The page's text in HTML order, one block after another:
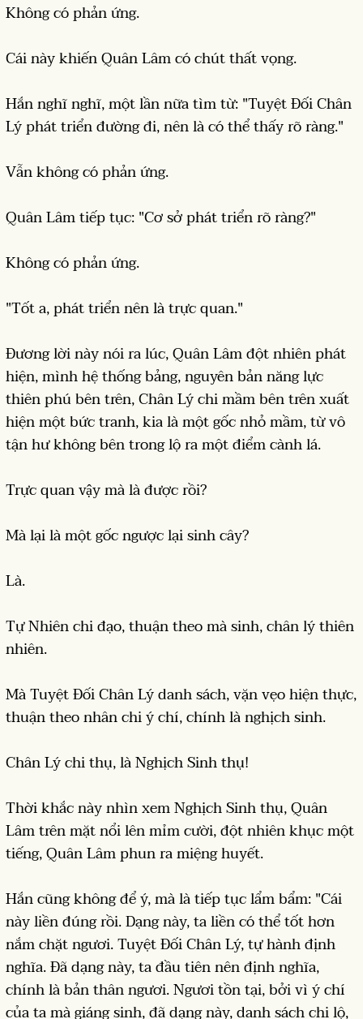
Không có phản ứng.
Cái này khiến Quân Lâm có chút thất vọng.
Hắn nghĩ nghĩ, một lần nữa tìm từ: "Tuyệt Đối Chân
Lý phát triển đường đi, nên là có thể thấy rõ ràng."
Vẫn không có phản ứng.
Quân Lâm tiếp tục: "Cơ sở phát triển rõ ràng?"
Không có phản ứng.
"Tốt a, phát triển nên là trực quan."
Đương lời này nói ra lúc, Quân Lâm đột nhiên phát
hiện, mình hệ thống bảng, nguyên bản năng lực
thiên phú bên trên, Chân Lý chi mầm bên trên xuất
hiện một bức tranh, kia là một gốc nhỏ mầm, từ vô
tận hư không bên trong lộ ra một điểm cành lá.
Trực quan vậy mà là được rồi?
Mà lại là một gốc ngược lại sinh cây?
Là.
Tự Nhiên chi đạo, thuận theo mà sinh, chân lý thiên
nhiên.
Mà Tuyệt Đối Chân Lý danh sách, vặn vẹo hiện thực,
thuận theo nhân chi ý chí, chính là nghịch sinh.
Chân Lý chi thụ, là Nghịch Sinh thụ!
Thời khắc này nhìn xem Nghịch Sinh thụ, Quân
Lâm trên mặt nổi lên mỉm cười, đột nhiên khục một
tiếng, Quân Lâm phun ra miệng huyết.
Hắn cũng không để ý, mà là tiếp tục lẩm bẩm: "Cái
này liền đúng rồi. Dạng này, ta liền có thể tốt hơn
nắm chặt ngươi. Tuyệt Đối Chân Lý, tự hành định
nghĩa. Đã dạng này, ta đầu tiên nên định nghĩa,
chính là bản thân ngươi. Ngươi tồn tại, bởi vì ý chí
của ta mà giáng sinh, đã dạng này, danh sách chi lộ,